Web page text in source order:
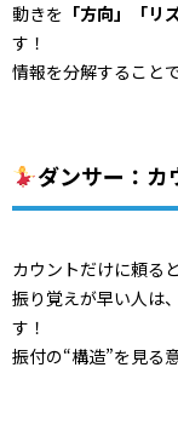
動きを 「方向」「リ
す！
情報を分解すること
ダンサー：カ
カウントだけに頼る
振り覚えが早い人は、
す！
振付の“構造”を見る意